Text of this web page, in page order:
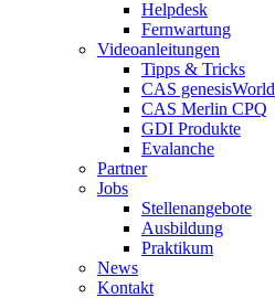
Helpdesk
Fernwartung
Videoanleitungen
Tipps & Tricks
CAS genesisWorld
CAS Merlin CPQ
GDI Produkte
Evalanche
Partner
Jobs
Stellenangebote
Ausbildung
Praktikum
News
Kontakt